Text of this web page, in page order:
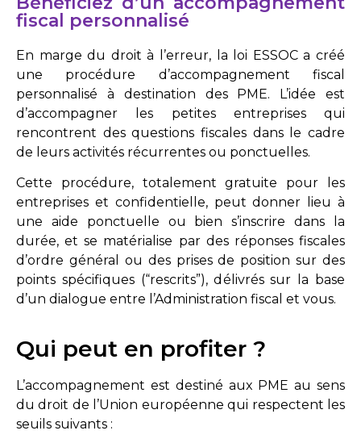
fiscal personnalisé
En marge du droit à l’erreur, la loi ESSOC a créé
une procédure d’accompagnement fiscal
personnalisé à destination des PME. L’idée est
d’accompagner les petites entreprises qui
rencontrent des questions fiscales dans le cadre
de leurs activités récurrentes ou ponctuelles.
Cette procédure, totalement gratuite pour les
entreprises et confidentielle, peut donner lieu à
une aide ponctuelle ou bien s’inscrire dans la
durée, et se matérialise par des réponses fiscales
d’ordre général ou des prises de position sur des
points spécifiques (“rescrits”), délivrés sur la base
d’un dialogue entre l’Administration fiscal et vous.
Qui peut en profiter ?
L’accompagnement est destiné aux PME au sens
du droit de l’Union européenne qui respectent les
seuils suivants :